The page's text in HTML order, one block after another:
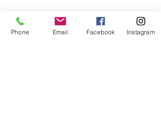
Phone Email Facebook Instagram